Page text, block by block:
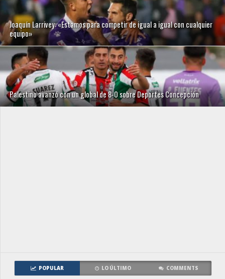
Joaquín Larrivey: «Estamos para competir de igual a igual con cualquier
equipo»
Palestino avanzó con un global de 8-0 sobre Deportes Concepción
POPULAR LO ÚLTIMO COMMENTS